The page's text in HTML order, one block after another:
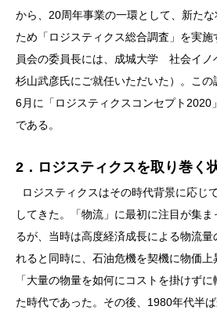
から、20周年事業の一環として、新た
ため「ロジスティクス総合調査」を実
員会の委員長には、成城大学 社会イ
杉山武彦氏にご就任いただいた）。こ
6月に「ロジスティクスコンセプト2020
である。
2．ロジスティクスを取り巻く
ロジスティクスはその時代背景に応じ
してきた。「物流」に最初に注目が集
るが、当時は高度経済成長による物流
れると同時に、石油危機を契機に物価上
「大量の物量を如何にコストを掛けず
た時代であった。その後、1980年代半